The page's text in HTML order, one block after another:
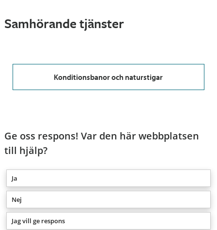
Samhörande tjänster
Konditionsbanor och naturstigar
Ge oss respons! Var den här webbplatsen
till hjälp?
Ja
Nej
Jag vill ge respons